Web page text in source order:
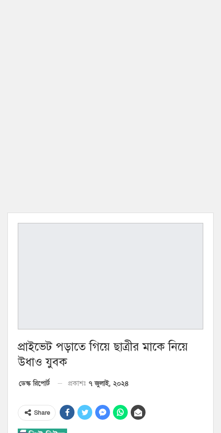
প্রাইভেট পড়াতে গিয়ে ছাত্রীর মাকে নিয়ে
উধাও যুবক
ডেস্ক রিপোর্ট প্রকাশঃ ৭ জুলাই, ২০২৪
Share